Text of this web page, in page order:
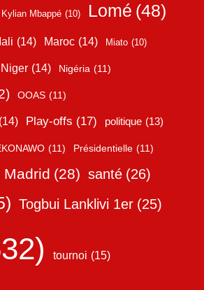
Kylian Mbappé (10) Lomé (48)
(14) Maroc (14) Miato (10)
Niger (14) Nigéria (11)
OOAS (11)
(14) Play-offs (17) politique (13)
(11) Présidentielle (11)
Madrid (28) santé (26)
Togbui Lanklivi 1er (25)
tournoi (15)